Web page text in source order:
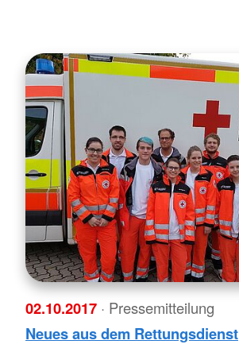
02.10.2017 · Pressemitteilung
Neues aus dem Rettungsdienst